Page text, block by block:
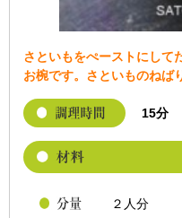
さといもをぺーストにして
お椀です。さといものねば
15分
２人分